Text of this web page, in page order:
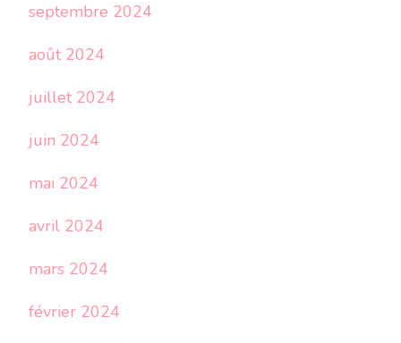
septembre 2024
août 2024
juillet 2024
juin 2024
mai 2024
avril 2024
mars 2024
février 2024